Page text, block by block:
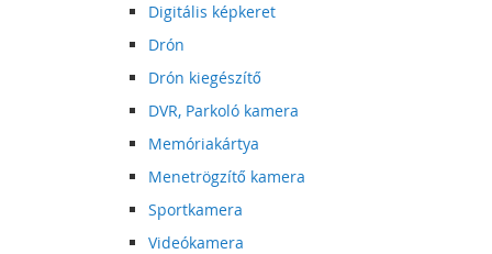
Digitális képkeret
Drón
Drón kiegészítő
DVR, Parkoló kamera
Memóriakártya
Menetrögzítő kamera
Sportkamera
Videókamera